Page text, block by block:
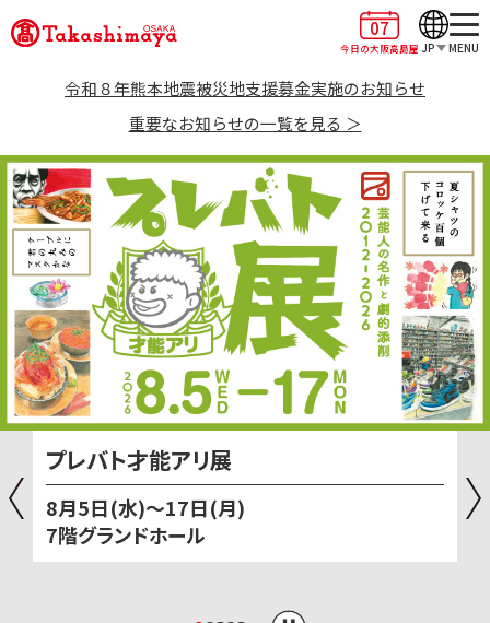
07
今日の大阪高島屋 JP MENU
令和８年熊本地震被災地支援募金実施のお知らせ
重要なお知らせの一覧を見る ＞
プレバト才能アリ展
8月5日(水)～17日(月)
7階グランドホール